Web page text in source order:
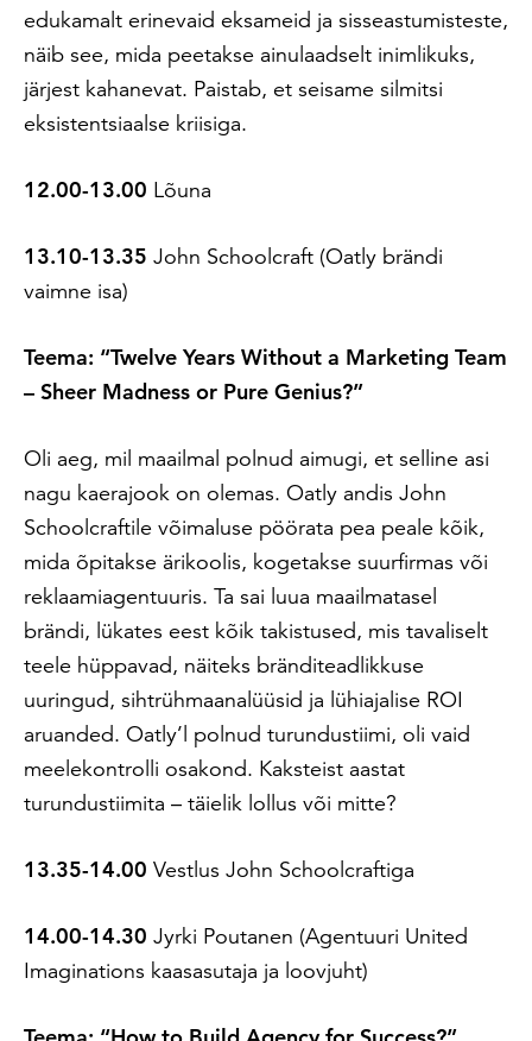
edukamalt erinevaid eksameid ja sisseastumisteste,
näib see, mida peetakse ainulaadselt inimlikuks,
järjest kahanevat. Paistab, et seisame silmitsi
eksistentsiaalse kriisiga.
12.00-13.00 Lõuna
13.10-13.35 John Schoolcraft (Oatly brändi
vaimne isa)
Teema: “Twelve Years Without a Marketing Team
– Sheer Madness or Pure Genius?”
Oli aeg, mil maailmal polnud aimugi, et selline asi
nagu kaerajook on olemas. Oatly andis John
Schoolcraftile võimaluse pöörata pea peale kõik,
mida õpitakse ärikoolis, kogetakse suurfirmas või
reklaamiagentuuris. Ta sai luua maailmatasel
brändi, lükates eest kõik takistused, mis tavaliselt
teele hüppavad, näiteks bränditeadlikkuse
uuringud, sihtrühmaanalüüsid ja lühiajalise ROI
aruanded. Oatly’l polnud turundustiimi, oli vaid
meelekontrolli osakond. Kaksteist aastat
turundustiimita – täielik lollus või mitte?
13.35-14.00 Vestlus John Schoolcraftiga
14.00-14.30 Jyrki Poutanen (Agentuuri United
Imaginations kaasasutaja ja loovjuht)